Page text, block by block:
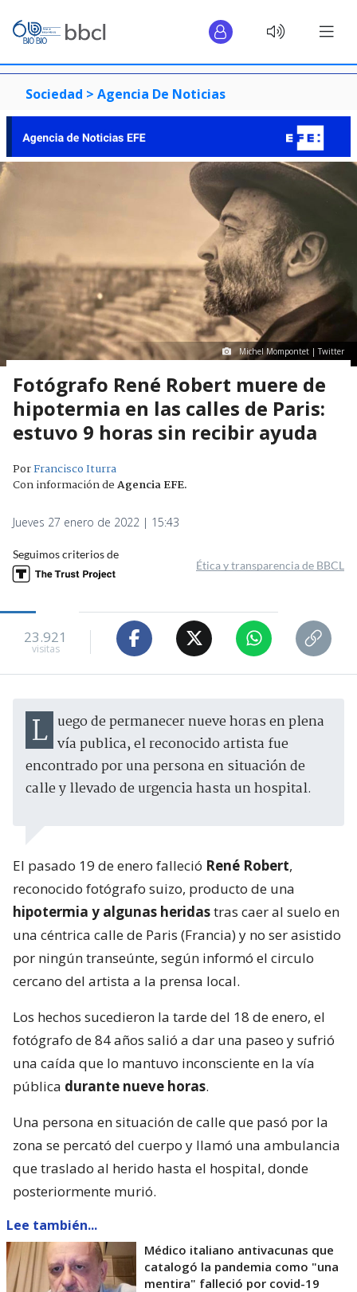
Sociedad > Agencia De Noticias
Michel Mompontet | Twitter
Fotógrafo René Robert muere de
hipotermia en las calles de Paris:
estuvo 9 horas sin recibir ayuda
PorFrancisco Iturra
Con información deAgencia EFE.
Jueves 27 enero de 2022 | 15:43
Seguimos criterios de
Ética y transparencia de BBCL
23.921
visitas
Luego de permanecer nueve horas en plena vía publica, el reconocido artista fue
encontrado por una persona en situación de
calle y llevado de urgencia hasta un hospital.
El pasado 19 de enero falleció René Robert,
reconocido fotógrafo suizo, producto de una
hipotermia y algunas heridastras caer al suelo en
una céntrica calle de Paris (Francia) y no ser asistido
por ningún transeúnte, según informó el circulo
cercano del artista a la prensa local.
Los hechos sucedieron la tarde del 18 de enero, el
fotógrafo de 84 años salió a dar una paseo y sufrió
una caída que lo mantuvo inconsciente en la vía
pública durante nueve horas.
Una persona en situación de calle que pasó por la
zona se percató del cuerpo y llamó una ambulancia
que traslado al herido hasta el hospital, donde
posteriormente murió.
Lee también...
Médico italiano antivacunas que
catalogó la pandemia como "una
mentira" falleció por covid-19